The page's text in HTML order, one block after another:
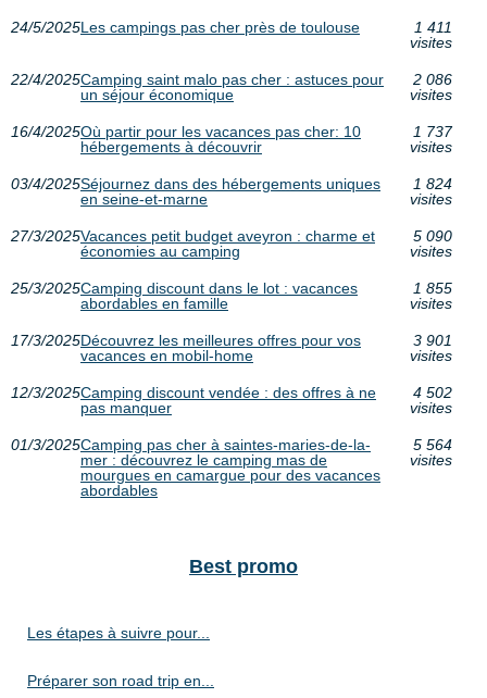
24/5/2025Les campings pas cher près de toulouse
1 411
visites
22/4/2025Camping saint malo pas cher : astuces pour
un séjour économique
2 086
visites
16/4/2025Où partir pour les vacances pas cher: 10
hébergements à découvrir
1 737
visites
03/4/2025Séjournez dans des hébergements uniques
en seine-et-marne
1 824
visites
27/3/2025Vacances petit budget aveyron : charme et
économies au camping
5 090
visites
25/3/2025Camping discount dans le lot : vacances
abordables en famille
1 855
visites
17/3/2025Découvrez les meilleures offres pour vos
vacances en mobil-home
3 901
visites
12/3/2025Camping discount vendée : des offres à ne
pas manquer
4 502
visites
01/3/2025Camping pas cher à saintes-maries-de-la-
mer : découvrez le camping mas de
mourgues en camargue pour des vacances
abordables
5 564
visites
Best promo
Les étapes à suivre pour...
Préparer son road trip en...